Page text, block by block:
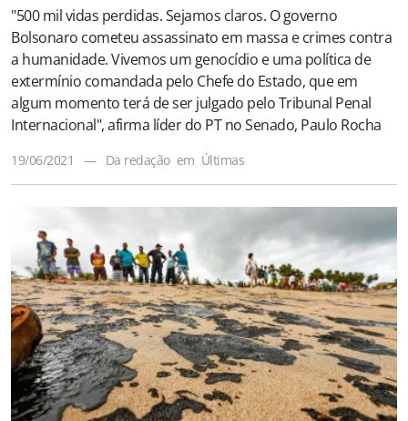
"500 mil vidas perdidas. Sejamos claros. O governo
Bolsonaro cometeu assassinato em massa e crimes contra
a humanidade. Vivemos um genocídio e uma política de
extermínio comandada pelo Chefe do Estado, que em
algum momento terá de ser julgado pelo Tribunal Penal
Internacional", afirma líder do PT no Senado, Paulo Rocha
19/06/2021 — Da redação em Últimas